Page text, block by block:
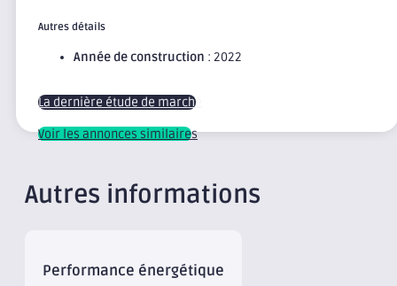
Autres détails
Année de construction : 2022
La dernière étude de marché
Voir les annonces similaires
Autres informations
Performance énergétique